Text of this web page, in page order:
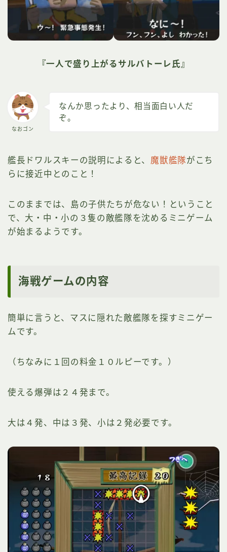
『一人で盛り上がるサルバトーレ氏』
なおゴン
なんか思ったより、相当面白い人だ
ぞ。
艦長ドワルスキーの説明によると、 魔獣艦隊がこち
らに接近中とのこと！
このままでは、島の子供たちが危ない！ということ
で、大・中・小の３隻の敵艦隊を沈めるミニゲーム
が始まるようです。
海戦ゲームの内容
簡単に言うと、マスに隠れた敵艦隊を探すミニゲー
ムです。
（ちなみに１回の料金１０ルピーです。）
使える爆弾は２４発まで。
大は４発、中は３発、小は２発必要です。